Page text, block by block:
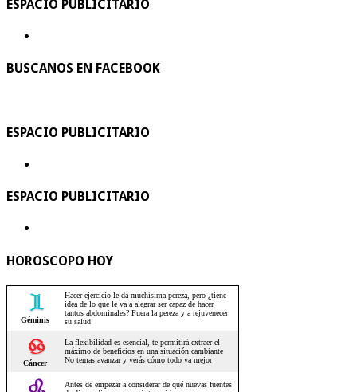
ESPACIO PUBLICITARIO
BUSCANOS EN FACEBOOK
ESPACIO PUBLICITARIO
ESPACIO PUBLICITARIO
HOROSCOPO HOY